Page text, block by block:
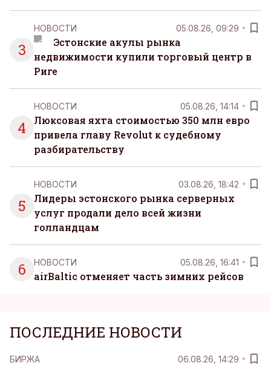
3
НОВОСТИ 05.08.26, 09:29
Эстонские акулы рынка
недвижимости купили торговый центр в
Риге
4
НОВОСТИ 05.08.26, 14:14
Люксовая яхта стоимостью 350 млн евро
привела главу Revolut к судебному
разбирательству
5
НОВОСТИ 03.08.26, 18:42
Лидеры эстонского рынка серверных
услуг продали дело всей жизни
голландцам
6 НОВОСТИ 05.08.26, 16:41
airBaltic отменяет часть зимних рейсов
ПОСЛЕДНИЕ НОВОСТИ
БИРЖА 06.08.26, 14:29